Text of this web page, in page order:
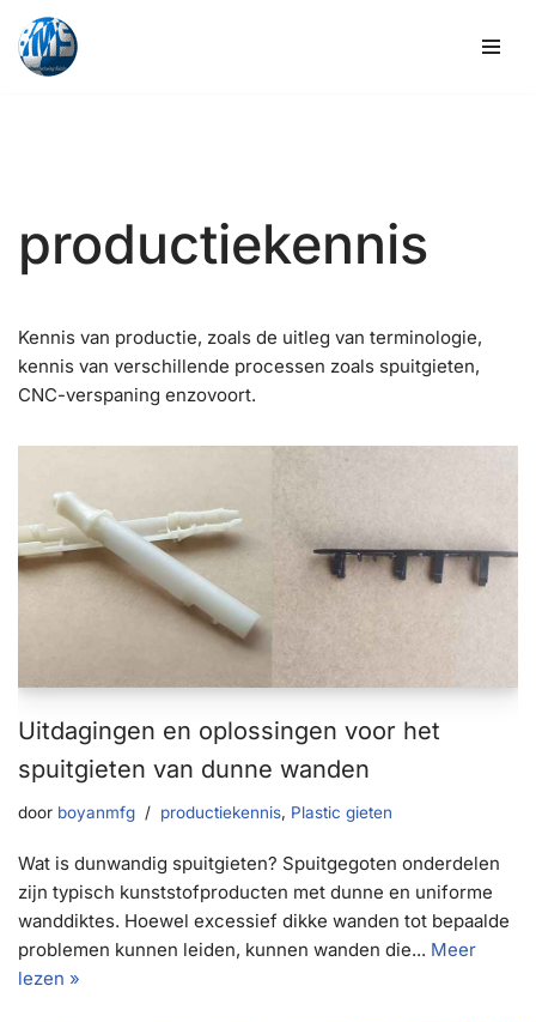
Overslaan
productiekennis
Kennis van productie, zoals de uitleg van terminologie,
kennis van verschillende processen zoals spuitgieten,
CNC-verspaning enzovoort.
Uitdagingen en oplossingen voor het
spuitgieten van dunne wanden
door boyanmfg productiekennis, Plastic gieten
Wat is dunwandig spuitgieten? Spuitgegoten onderdelen
zijn typisch kunststofproducten met dunne en uniforme
wanddiktes. Hoewel excessief dikke wanden tot bepaalde
problemen kunnen leiden, kunnen wanden die... Meer
lezen »